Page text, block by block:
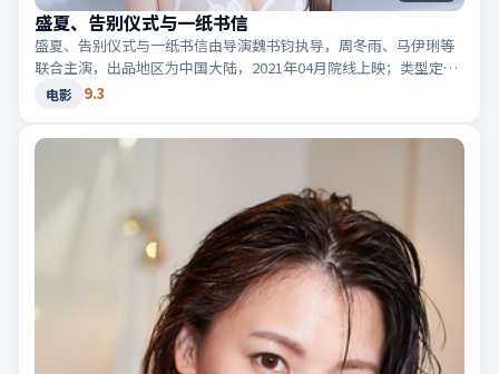
盛夏、告别仪式与一纸书信
盛夏、告别仪式与一纸书信由导演魏书钧执导，周冬雨、马伊琍等
联合主演，出品地区为中国大陆，2021年04月院线上映；类型定位
为电影·科幻，世界观设定严谨。适合检索「中国大陆科幻」
电影 9.3